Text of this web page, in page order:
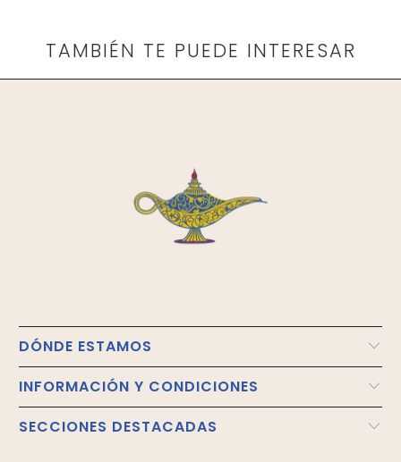
TAMBIÉN TE PUEDE INTERESAR
DÓNDE ESTAMOS
INFORMACIÓN Y CONDICIONES
SECCIONES DESTACADAS